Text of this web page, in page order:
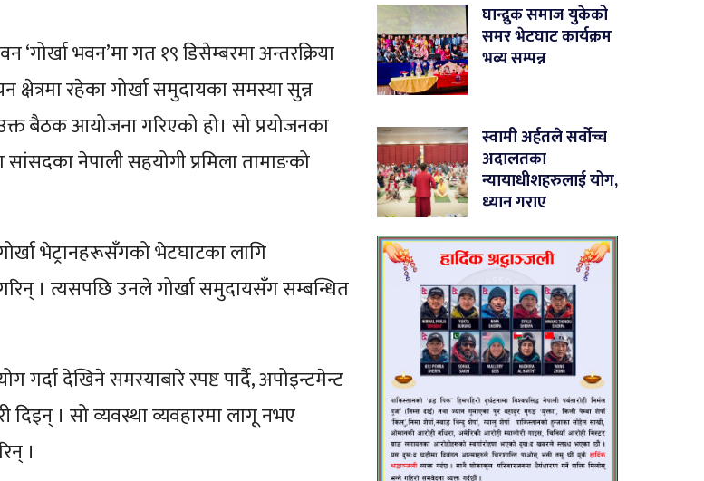
‘गोर्खा भवन’मा गत १९ डिसेम्बरमा अन्तरक्रिया
रहेका गोर्खा समुदायका समस्या सुन्न
बैठक आयोजना गरिएको हो। सो प्रयोजनका
नेपाली सहयोगी प्रमिला तामाङको
भेट्रानहरूसँगको भेटघाटका लागि
। त्यसपछि उनले गोर्खा समुदायसँग सम्बन्धित
देखिने समस्याबारे स्पष्ट पार्दै, अपोइन्टमेन्ट
दिइन् । सो व्यवस्था व्यवहारमा लागू नभए
।
घान्द्रुक समाज युकेको
समर भेटघाट कार्यक्रम
भब्य सम्पन्न
स्वामी अर्हतले सर्वोच्च
अदालतका
न्यायाधीशहरुलाई योग,
ध्यान गराए